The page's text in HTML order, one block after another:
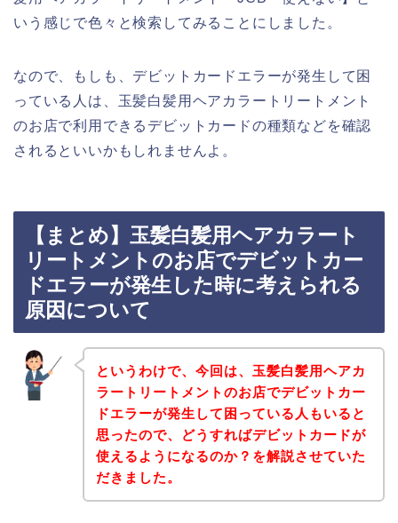
いう感じで色々と検索してみることにしました。
なので、もしも、デビットカードエラーが発生して困
っている人は、玉髪白髪用ヘアカラートリートメント
のお店で利用できるデビットカードの種類などを確認
されるといいかもしれませんよ。
【まとめ】玉髪白髪用ヘアカラート
リートメントのお店でデビットカー
ドエラーが発生した時に考えられる
原因について
というわけで、今回は、玉髪白髪用ヘアカ
ラートリートメントのお店でデビットカー
ドエラーが発生して困っている人もいると
思ったので、どうすればデビットカードが
使えるようになるのか？を解説させていた
だきました。